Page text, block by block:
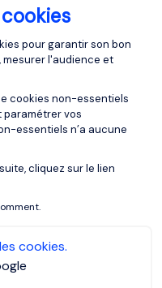
du
pour garantir son bon
l'audience et
cookies non-essentiels
paramétrer vos
essentiels n’a aucune
cliquez sur le lien
cookies.